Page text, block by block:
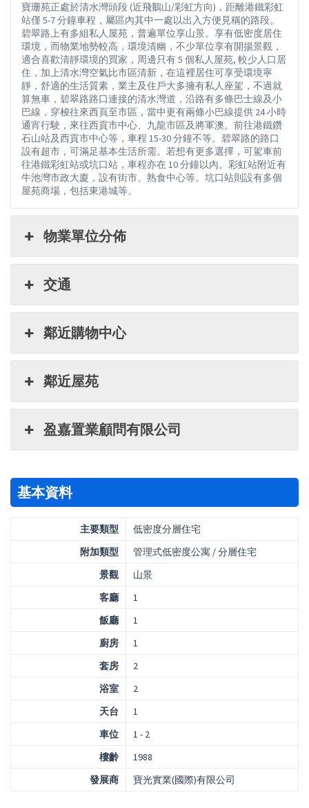
寶珊苑正處於清水灣頭段 (近飛鵝山/彩虹方向)，距離港鐵彩虹
站僅 5-7 分鐘車程，屬區內其中一處以出入方便見稱的路段。
碧翠路上有多組私人屋苑，普遍單位享山景。享有低密度居住
環境，而物業地勢較高，環境清幽，不少單位享有開揚景觀，
適合喜歡清靜環境的買家，周邊只有 5 個私人屋苑, 較少人口居
住，加上清水灣空氣比市區清新，在這裡居住可享受環境寧
靜，舒適的生活質素，業主及住戶大多擁有私人座駕，不過就
算無車，碧翠路路口連接的清水灣道，沿路有多條巴士線及小
巴線，穿梭往來西頁至市區，當中更有兩條小巴線提供 24 小時
通宵行駛，來往西貢市中心、九龍市區及將軍澳。前往港鐵鑽
石山站及西貢市中心等，車程 15-30 分鐘不等。碧翠路的路口
設有超市，可滿足基本生活所需。若想有更多選擇，可駕車前
往港鐵彩虹站或坑口站，車程亦在 10 分鐘以內。彩虹站附近有
牛池灣市政大廈，設有街市、熟食中心等。坑口站則設有多個
屋苑商場，包括東港城等。
物業單位分佈
交通
鄰近購物中心
鄰近屋苑
盈嘉置業顧問有限公司
基本資料
主要類型
低密度分層住宅
附加類型
管理式低密度公寓 / 分層住宅
景觀
山景
客廳
1
飯廳
1
廚房
1
套房
2
浴室
2
天台
1
車位
1 - 2
樓齡
1988
發展商
寶光實業(國際)有限公司